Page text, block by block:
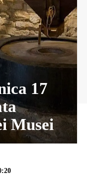
17
Musei